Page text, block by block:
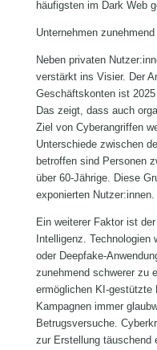
häufigsten im Dark Web
Unternehmen
Neben privaten
verstärkt ins Visier. Der
Geschäftskonten ist
Das zeigt, dass auch
Ziel von Cyberangriffen
Unterschiede zwischen
betroffen sind Personen
über 60-Jährige. Diese
exponierten Nutzer:innen.
Ein weiterer Faktor ist
Intelligenz.
oder Deepfake-
zunehmend schwerer zu
ermöglichen KI-gestützte
Kampagnen immer
Betrugsversuche.
zur Erstellung täuschend